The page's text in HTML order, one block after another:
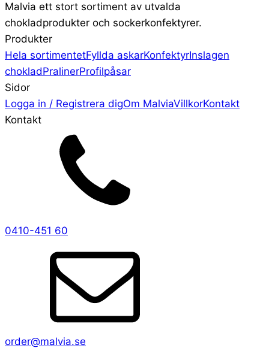
Malvia ett stort sortiment av utvalda
chokladprodukter och sockerkonfektyrer.
Produkter
Hela sortimentetFyllda askarKonfektyrInslagen
chokladPralinerProfilpåsar
Sidor
Logga in / Registrera digOm MalviaVillkorKontakt
Kontakt
0410-451 60
order@malvia.se